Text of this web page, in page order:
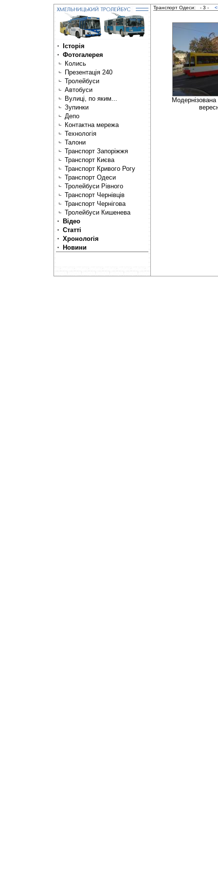
Історія
Фотогалерея
Колись
Презентація 240
Тролейбуси
Автобуси
Вулиці, по яким...
Зупинки
Депо
Контактна мережа
Технологія
Талони
Транспорт Запоріжжя
Транспорт Києва
Транспорт Кривого Рогу
Транспорт Одеси
Тролейбуси Рівного
Транспорт Чернівців
Транспорт Чернігова
Тролейбуси Кишенева
Відео
Статті
Хронологія
Новини
Транспорт Одеси: - 3 -